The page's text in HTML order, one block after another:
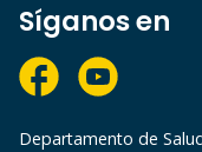
Síganos en
Departamento de